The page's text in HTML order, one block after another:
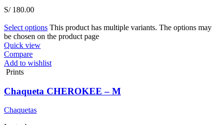
S/180.00
Select options This product has multiple variants. The options may
be chosen on the product page
Quick view
Compare
Add to wishlist
Prints
Chaqueta CHEROKEE – M
Chaquetas